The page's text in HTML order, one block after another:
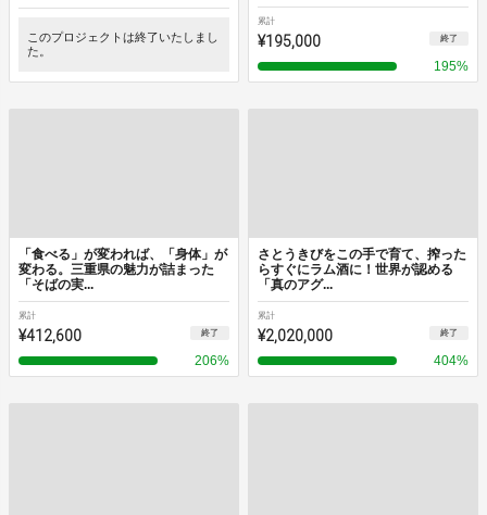
このプロジェクトは終了いたしまし
た。
累計
¥195,000 終了
195%
「⾷べる」が変われば、「⾝体」が
変わる。三重県の魅力が詰まった
「そばの実...
累計
¥412,600 終了
206%
さとうきびをこの手で育て、搾った
らすぐにラム酒に！世界が認める
「真のアグ...
累計
¥2,020,000 終了
404%